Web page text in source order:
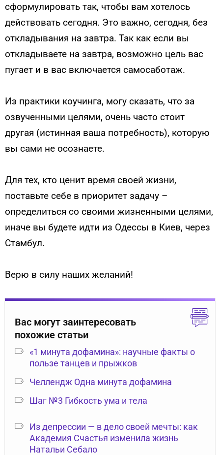
сформулировать так, чтобы вам хотелось
действовать сегодня. Это важно, сегодня, без
откладывания на завтра. Так как если вы
откладываете на завтра, возможно цель вас
пугает и в вас включается самосаботаж.
Из практики коучинга, могу сказать, что за
озвученными целями, очень часто стоит
другая (истинная ваша потребность), которую
вы сами не осознаете.
Для тех, кто ценит время своей жизни,
поставьте себе в приоритет задачу –
определиться со своими жизненными целями,
иначе вы будете идти из Одессы в Киев, через
Стамбул.
Верю в силу наших желаний!
Вас могут заинтересовать
похожие статьи
«1 минута дофамина»: научные факты о
пользе танцев и прыжков
Челлендж Одна минута дофамина
Шаг №3 Гибкость ума и тела
Из депрессии — в дело своей мечты: как
Академия Счастья изменила жизнь
Натальи Себало